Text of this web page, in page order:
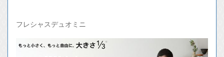
フレシャスデュオミニ